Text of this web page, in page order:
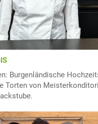
Burgenländische
Torten von